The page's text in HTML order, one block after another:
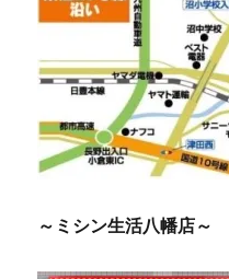
～ミシン生活八幡店～